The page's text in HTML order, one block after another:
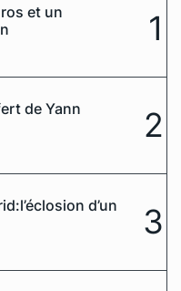
et un
1
de Yann
2
d’un
3